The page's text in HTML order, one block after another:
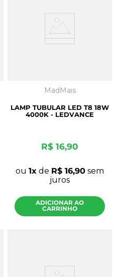
MadMais
LAMP TUBULAR LED T8 18W
4000K - LEDVANCE
R$ 16,90
ou 1 de R$ 16,90 sem
juros
ADICIONAR AO
CARRINHO